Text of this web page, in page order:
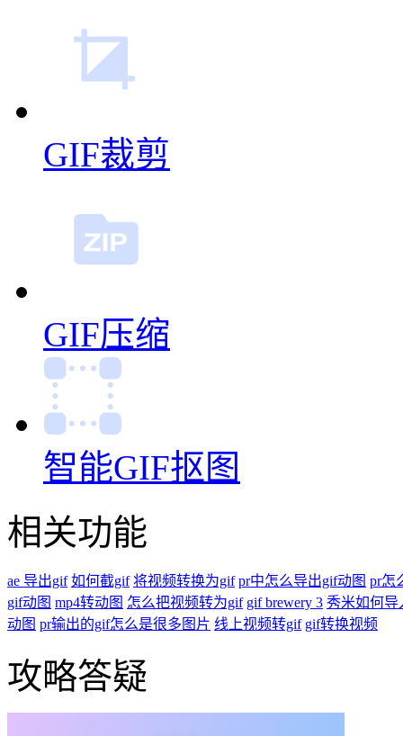
GIF裁剪
GIF压缩
智能GIF抠图
相关功能
ae 导出gif 如何截gif 将视频转换为gif pr中怎么导出gif动图 pr怎
gif动图 mp4转动图 怎么把视频转为gif gif brewery 3 秀米如何导
动图 pr输出的gif怎么是很多图片 线上视频转gif gif转换视频
攻略答疑